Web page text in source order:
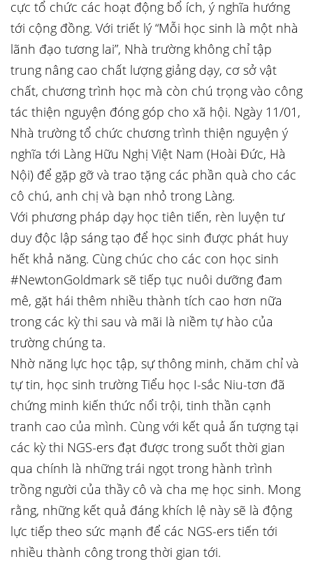
cực tổ chức các hoạt động bổ ích, ý nghĩa hướng
tới cộng đồng. Với triết lý “Mỗi học sinh là một nhà
lãnh đạo tương lai”, Nhà trường không chỉ tập
trung nâng cao chất lượng giảng dạy, cơ sở vật
chất, chương trình học mà còn chú trọng vào công
tác thiện nguyện đóng góp cho xã hội. Ngày 11/01,
Nhà trường tổ chức chương trình thiện nguyện ý
nghĩa tới Làng Hữu Nghị Việt Nam (Hoài Đức, Hà
Nội) để gặp gỡ và trao tặng các phần quà cho các
cô chú, anh chị và bạn nhỏ trong Làng.
Với phương pháp dạy học tiên tiến, rèn luyện tư
duy độc lập sáng tạo để học sinh được phát huy
hết khả năng. Cùng chúc cho các con học sinh
#NewtonGoldmark sẽ tiếp tục nuôi dưỡng đam
mê, gặt hái thêm nhiều thành tích cao hơn nữa
trong các kỳ thi sau và mãi là niềm tự hào của
trường chúng ta.
Nhờ năng lực học tập, sự thông minh, chăm chỉ và
tự tin, học sinh trường Tiểu học I-sắc Niu-tơn đã
chứng minh kiến thức nổi trội, tinh thần cạnh
tranh cao của mình. Cùng với kết quả ấn tượng tại
các kỳ thi NGS-ers đạt được trong suốt thời gian
qua chính là những trái ngọt trong hành trình
trồng người của thầy cô và cha mẹ học sinh. Mong
rằng, những kết quả đáng khích lệ này sẽ là động
lực tiếp theo sức mạnh để các NGS-ers tiến tới
nhiều thành công trong thời gian tới.